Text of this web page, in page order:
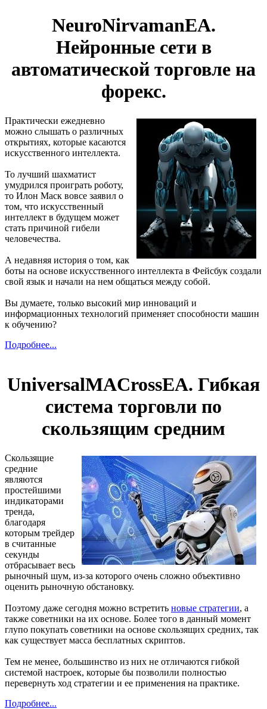
NeuroNirvamanEA.
Нейронные сети в
автоматической торговле на
форекс.
Практически ежедневно
можно слышать о различных
открытиях, которые касаются
искусственного интеллекта.
То лучший шахматист
умудрился проиграть роботу,
то Илон Маск вовсе заявил о
том, что искусственный
интеллект в будущем может
стать причиной гибели
человечества.
А недавняя история о том, как
боты на основе искусственного интеллекта в Фейсбук создали
свой язык и начали на нем общаться между собой.
Вы думаете, только высокий мир инноваций и
информационных технологий применяет способности машин
к обучению?
Подробнее...
UniversalMACrossEA. Гибкая
система торговли по
скользящим средним
Скользящие
средние
являются
простейшими
индикаторами
тренда,
благодаря
которым трейдер
в считанные
секунды
отбрасывает весь
рыночный шум, из-за которого очень сложно объективно
оценить рыночную обстановку.
Поэтому даже сегодня можно встретить новые стратегии, а
также советники на их основе. Более того в данный момент
глупо покупать советники на основе скользящих средних, так
как существует масса бесплатных скриптов.
Тем не менее, большинство из них не отличаются гибкой
системой настроек, которые бы позволили полностью
перевернуть ход стратегии и ее применения на практике.
Подробнее...